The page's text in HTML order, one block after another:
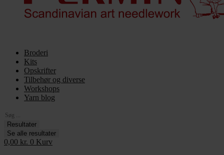
Broderi
Kits
Opskrifter
Tilbehør og diverse
Workshops
Yarn blog
Search
...Resultater
Se alle resultater
0,00 kr. 0 Kurv